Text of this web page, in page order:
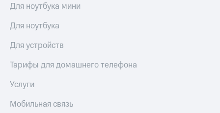
Для ноутбука мини
Для ноутбука
Для устройств
Тарифы для домашнего телефона
Услуги
Мобильная связь